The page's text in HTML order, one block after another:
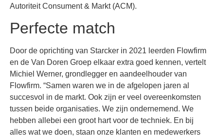
Autoriteit Consument & Markt (ACM).
Perfecte match
Door de oprichting van Starcker in 2021 leerden Flowfirm
en de Van Doren Groep elkaar extra goed kennen, vertelt
Michiel Werner, grondlegger en aandeelhouder van
Flowfirm. “Samen waren we in de afgelopen jaren al
succesvol in de markt. Ook zijn er veel overeenkomsten
tussen beide organisaties. We zijn ondernemend. We
hebben allebei een groot hart voor de techniek. En bij
alles wat we doen, staan onze klanten en medewerkers